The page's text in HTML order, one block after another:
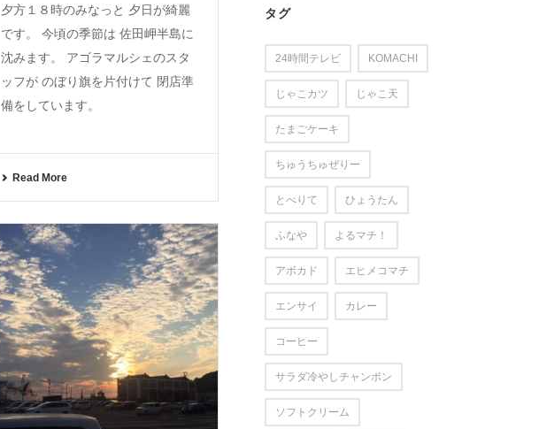
夕方１８時のみなっと 夕日が綺麗
です。 今頃の季節は 佐田岬半島に
沈みます。 アゴラマルシェのスタ
ッフが のぼり旗を片付けて 閉店準
備をしています。
Read More
タグ
24時間テレビ KOMACHI
じゃこカツ じゃこ天
たまごケーキ
ちゅうちゅぜりー
とべりて ひょうたん
ふなや よるマチ！
アボカド エヒメコマチ
エンサイ カレー
コーヒー
サラダ冷やしチャンポン
ソフトクリーム